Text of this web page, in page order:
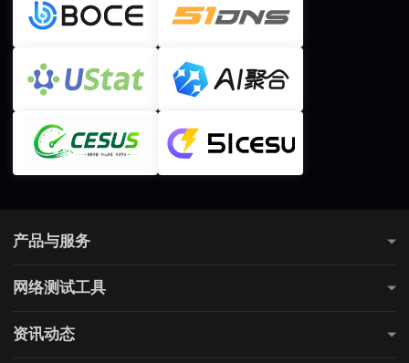
产品与服务
测网速
网络测试工具
网站连通性测试
资讯动态